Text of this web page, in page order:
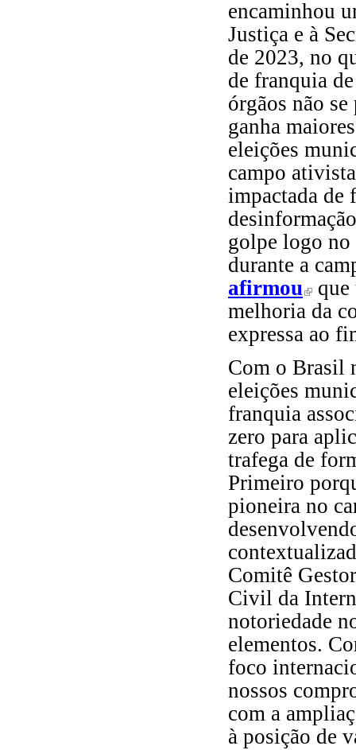
encaminhou
Justiça e à
de 2023, no
de franquia
órgãos não
ganha
eleições
campo
impactada de
golpe logo no
durante a
afirmou (link is
que
melhoria da
expressa ao
Com o Brasil
eleições
franquia
zero para
trafega de
Primeiro
pioneira no
Comitê
Civil da
notoriedade
elementos.
foco
nossos
com a
à posição de